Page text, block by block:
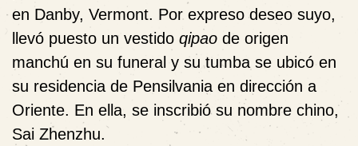
en Danby, Vermont. Por expreso deseo suyo,
llevó puesto un vestido qipao de origen
manchú en su funeral y su tumba se ubicó en
su residencia de Pensilvania en dirección a
Oriente. En ella, se inscribió su nombre chino,
Sai Zhenzhu.